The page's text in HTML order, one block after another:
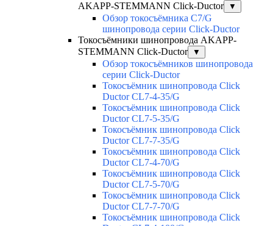
AKAPP-STEMMANN Click-Ductor
▼
Обзор токосъёмника С7/G
шинопровода серии Click-Ductor
Токосъёмники шинопровода AKAPP-
STEMMANN Click-Ductor
▼
Обзор токосъёмников шинопровода
серии Click-Ductor
Токосъёмник шинопровода Click
Ductor CL7-4-35/G
Токосъёмник шинопровода Click
Ductor CL7-5-35/G
Токосъёмник шинопровода Click
Ductor CL7-7-35/G
Токосъёмник шинопровода Click
Ductor CL7-4-70/G
Токосъёмник шинопровода Click
Ductor CL7-5-70/G
Токосъёмник шинопровода Click
Ductor CL7-7-70/G
Токосъёмник шинопровода Click